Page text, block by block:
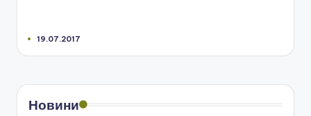
19.07.2017
Новини